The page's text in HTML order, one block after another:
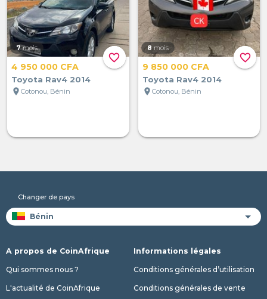
favorite_border
7 mois
4 950 000 CFA
Toyota Rav4 2014
location_on Cotonou, Bénin
favorite_border
8 mois
9 850 000 CFA
Toyota Rav4 2014
location_on Cotonou, Bénin
Changer de pays
A propos de CoinAfrique
Qui sommes nous ?
L'actualité de CoinAfrique
Informations légales
Conditions générales d’utilisation
Conditions générales de vente